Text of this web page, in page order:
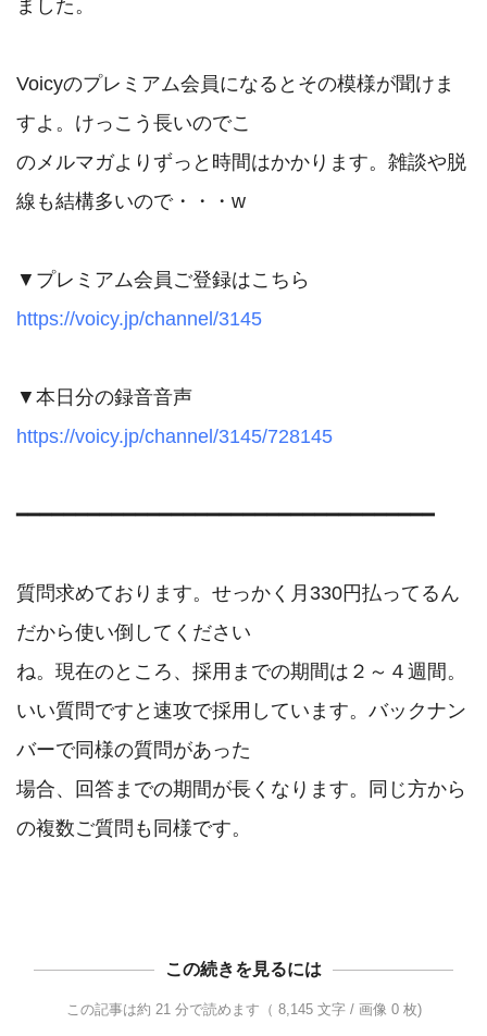
ました。
Voicyのプレミアム会員になるとその模様が聞けま
すよ。けっこう長いのでこ
のメルマガよりずっと時間はかかります。雑談や脱
線も結構多いので・・・w
https://voicy.jp/channel/3145
https://voicy.jp/channel/3145/728145
━━━━━━━━━━━━━━━━━━━━━━━━━━━━━━━━━━━
質問求めております。せっかく月330円払ってるん
だから使い倒してください
ね。現在のところ、採用までの期間は２～４週間。
いい質問ですと速攻で採用しています。バックナン
バーで同様の質問があった
場合、回答までの期間が長くなります。同じ方から
の複数ご質問も同様です。
この続きを見るには
この記事は約 21 分で読めます（ 8,145 文字 / 画像 0 枚)